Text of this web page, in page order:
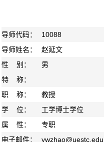
导师代码：
10088
导师姓名：
赵延文
性 别：
男
特 称：
职 称：
教授
学 位：
工学博士学位
属 性：
专职
电子邮件：
ywzhao@